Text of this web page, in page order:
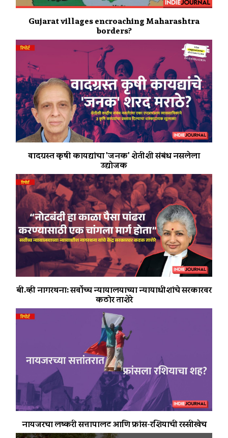
Gujarat villages encroaching Maharashtra
borders?
वादग्रस्त कृषी कायद्यांचा 'जनक' शेतीशी संबंध नसलेला
उद्योजक
बी.व्ही नागरथना: सर्वोच्च न्यायालयाच्या न्यायाधीशांचे सरकारवर
कठोर ताशेरे
नायजरचा लष्करी सत्तापालट आणि फ्रांस-रशियाची रस्सीखेच